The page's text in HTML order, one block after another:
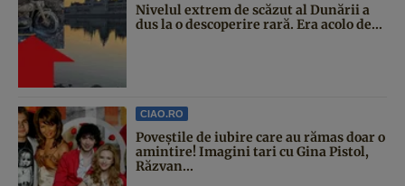
Nivelul extrem de scăzut al Dunării a
dus la o descoperire rară. Era acolo de...
CIAO.RO
Poveştile de iubire care au rămas doar o
amintire! Imagini tari cu Gina Pistol,
Răzvan...